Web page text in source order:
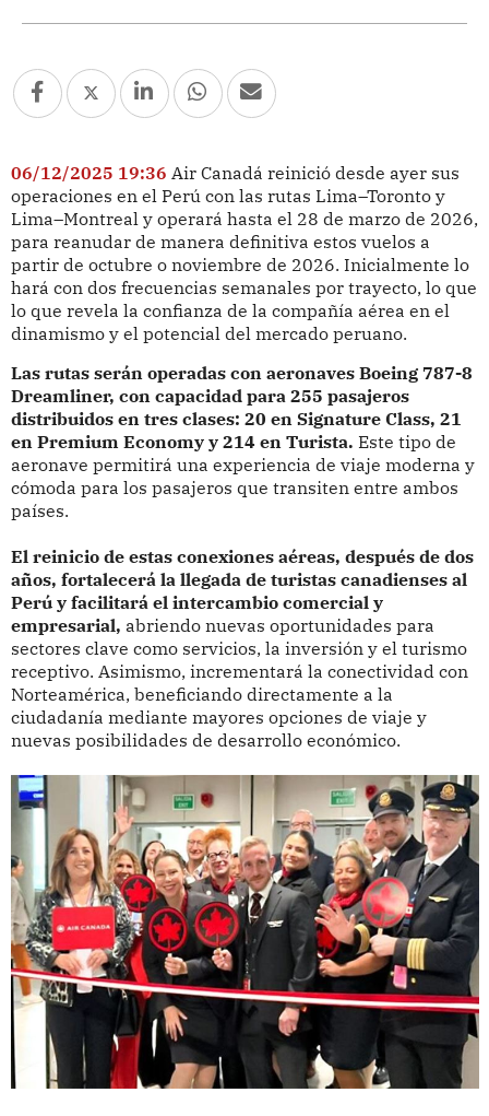
06/12/2025 19:36 Air Canadá reinició desde ayer sus
operaciones en el Perú con las rutas Lima–Toronto y
Lima–Montreal y operará hasta el 28 de marzo de 2026,
para reanudar de manera definitiva estos vuelos a
partir de octubre o noviembre de 2026. Inicialmente lo
hará con dos frecuencias semanales por trayecto, lo que
lo que revela la confianza de la compañía aérea en el
dinamismo y el potencial del mercado peruano.
Las rutas serán operadas con aeronaves Boeing 787-8
Dreamliner, con capacidad para 255 pasajeros
distribuidos en tres clases: 20 en Signature Class, 21
en Premium Economy y 214 en Turista. Este tipo de
aeronave permitirá una experiencia de viaje moderna y
cómoda para los pasajeros que transiten entre ambos
países.
El reinicio de estas conexiones aéreas, después de dos
años, fortalecerá la llegada de turistas canadienses al
Perú y facilitará el intercambio comercial y
empresarial, abriendo nuevas oportunidades para
sectores clave como servicios, la inversión y el turismo
receptivo. Asimismo, incrementará la conectividad con
Norteamérica, beneficiando directamente a la
ciudadanía mediante mayores opciones de viaje y
nuevas posibilidades de desarrollo económico.